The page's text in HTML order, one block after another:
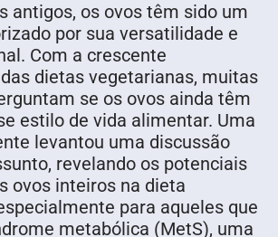
antigos, os ovos têm sido um
por sua versatilidade e
Com a crescente
dietas vegetarianas, muitas
se os ovos ainda têm
estilo de vida alimentar. Uma
levantou uma discussão
revelando os potenciais
ovos inteiros na dieta
para aqueles que
metabólica (MetS), uma